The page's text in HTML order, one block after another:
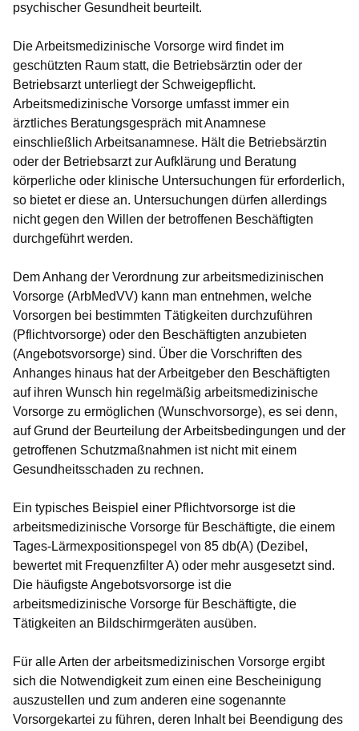
psychischer Gesundheit beurteilt.
Die Arbeitsmedizinische Vorsorge wird findet im
geschützten Raum statt, die Betriebsärztin oder der
Betriebsarzt unterliegt der Schweigepflicht.
Arbeitsmedizinische Vorsorge umfasst immer ein
ärztliches Beratungsgespräch mit Anamnese
einschließlich Arbeitsanamnese. Hält die Betriebsärztin
oder der Betriebsarzt zur Aufklärung und Beratung
körperliche oder klinische Untersuchungen für erforderlich,
so bietet er diese an. Untersuchungen dürfen allerdings
nicht gegen den Willen der betroffenen Beschäftigten
durchgeführt werden.
Dem Anhang der Verordnung zur arbeitsmedizinischen
Vorsorge (ArbMedVV) kann man entnehmen, welche
Vorsorgen bei bestimmten Tätigkeiten durchzuführen
(Pflichtvorsorge) oder den Beschäftigten anzubieten
(Angebotsvorsorge) sind. Über die Vorschriften des
Anhanges hinaus hat der Arbeitgeber den Beschäftigten
auf ihren Wunsch hin regelmäßig arbeitsmedizinische
Vorsorge zu ermöglichen (Wunschvorsorge), es sei denn,
auf Grund der Beurteilung der Arbeitsbedingungen und der
getroffenen Schutzmaßnahmen ist nicht mit einem
Gesundheitsschaden zu rechnen.
Ein typisches Beispiel einer Pflichtvorsorge ist die
arbeitsmedizinische Vorsorge für Beschäftigte, die einem
Tages-Lärmexpositionspegel von 85 db(A) (Dezibel,
bewertet mit Frequenzfilter A) oder mehr ausgesetzt sind.
Die häufigste Angebotsvorsorge ist die
arbeitsmedizinische Vorsorge für Beschäftigte, die
Tätigkeiten an Bildschirmgeräten ausüben.
Für alle Arten der arbeitsmedizinischen Vorsorge ergibt
sich die Notwendigkeit zum einen eine Bescheinigung
auszustellen und zum anderen eine sogenannte
Vorsorgekartei zu führen, deren Inhalt bei Beendigung des